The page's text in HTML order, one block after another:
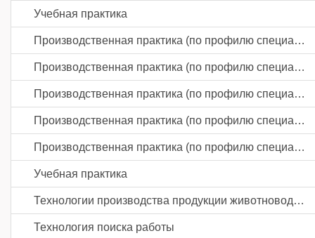
Учебная практика
Производственная практика (по профилю специальности)
Производственная практика (по профилю специальности)
Производственная практика (по профилю специальности)
Производственная практика (по профилю специальности)
Производственная практика (по профилю специальности)
Учебная практика
Технологии производства продукции животноводства
Технология поиска работы